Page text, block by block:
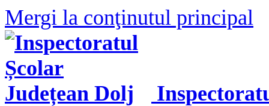
Mergi la conţinutul principal